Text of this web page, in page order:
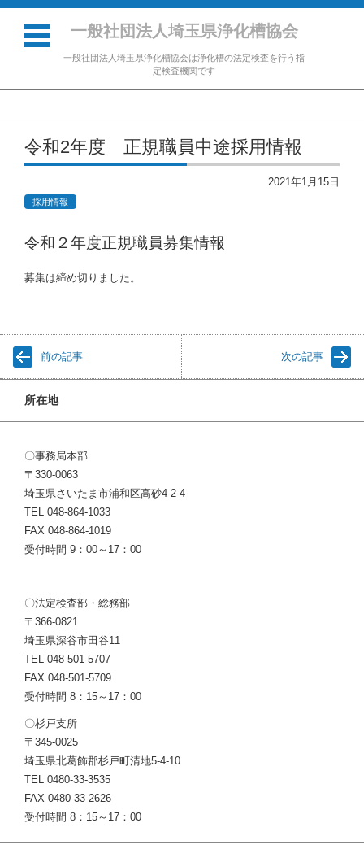
一般社団法人埼玉県浄化槽協会
一般社団法人埼玉県浄化槽協会は浄化槽の法定検査を行う指
定検査機関です
コンテンツに移動
令和2年度 正規職員中途採用情報
2021年1月15日
採用情報
令和２年度正規職員募集情報
募集は締め切りました。
前の記事 次の記事
所在地
〇事務局本部
〒330-0063
埼玉県さいたま市浦和区高砂4-2-4
TEL 048-864-1033
FAX 048-864-1019
受付時間 9：00～17：00
〇法定検査部・総務部
〒366-0821
埼玉県深谷市田谷11
TEL 048-501-5707
FAX 048-501-5709
受付時間 8：15～17：00
〇杉戸支所
〒345-0025
埼玉県北葛飾郡杉戸町清地5-4-10
TEL 0480-33-3535
FAX 0480-33-2626
受付時間 8：15～17：00